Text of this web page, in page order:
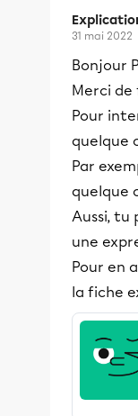
31 mai 2022
Bonjour
Merci de
Pour
quelque
Par
quelque
Aussi, tu
une
Pour en
la fiche